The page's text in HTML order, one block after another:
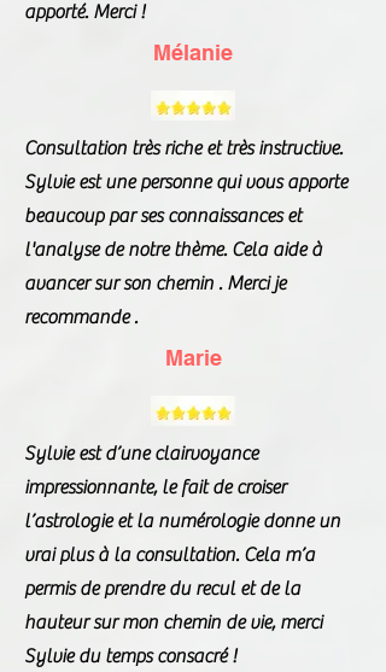
apporté. Merci !
Mélanie
Consultation très riche et très instructive.
Sylvie est une personne qui vous apporte
beaucoup par ses connaissances et
l'analyse de notre thème. Cela aide à
avancer sur son chemin . Merci je
recommande .
Marie
Sylvie est d’une clairvoyance
impressionnante, le fait de croiser
l’astrologie et la numérologie donne un
vrai plus à la consultation. Cela m’a
permis de prendre du recul et de la
hauteur sur mon chemin de vie, merci
Sylvie du temps consacré !